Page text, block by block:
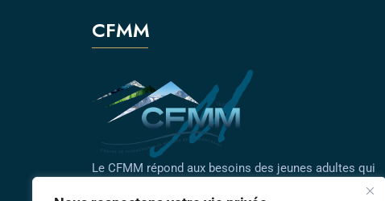
CFMM
Le CFMM répond aux besoins des jeunes adultes qui
veulent vivre et travailler à la montagne toute l'année.